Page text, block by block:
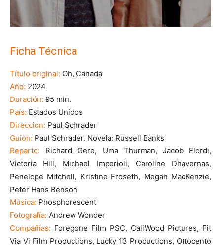
Ficha Técnica
Título original: Oh, Canada
Año: 2024
Duración: 95 min.
País: Estados Unidos
Dirección: Paul Schrader
Guion: Paul Schrader. Novela: Russell Banks
Reparto: Richard Gere, Uma Thurman, Jacob Elordi,
Victoria Hill, Michael Imperioli, Caroline Dhavernas,
Penelope Mitchell, Kristine Froseth, Megan MacKenzie,
Peter Hans Benson
Música: Phosphorescent
Fotografía: Andrew Wonder
Compañías: Foregone Film PSC, CaliWood Pictures, Fit
Via Vi Film Productions, Lucky 13 Productions, Ottocento